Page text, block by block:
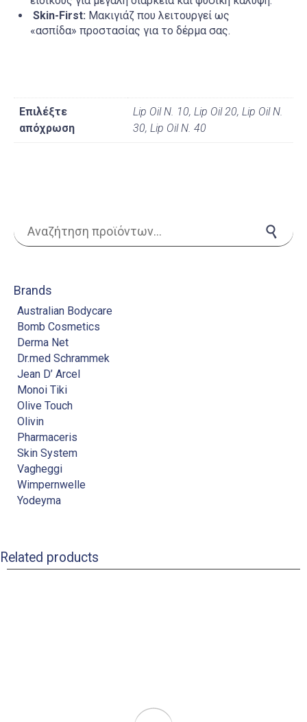
Skin-First: Μακιγιάζ που λειτουργεί ως
«ασπίδα» προστασίας για το δέρμα σας.
Επιλέξτε
απόχρωση
Lip Oil N. 10, Lip Oil 20, Lip Oil Ν.
30, Lip Oil Ν. 40
Brands
Australian Bodycare
Bomb Cosmetics
Derma Net
Dr.med Schrammek
Jean D’ Arcel
Monoi Tiki
Olive Touch
Olivin
Pharmaceris
Skin System
Vagheggi
Wimpernwelle
Yodeyma
Related products